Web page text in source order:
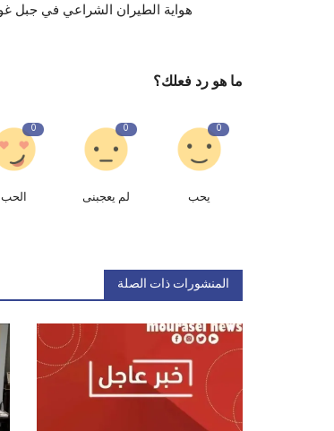
هواية الطيران الشراعي في جبل
ما هو رد فعلك؟
0
يحب
0
لم يعجبنى
0
الحب
المنشورات ذات الصلة